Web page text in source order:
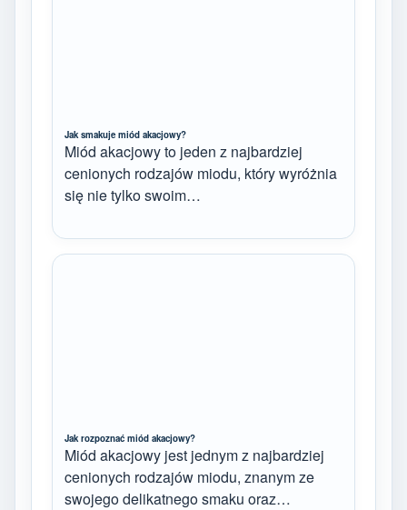
Jak smakuje miód akacjowy?
Miód akacjowy to jeden z najbardziej
cenionych rodzajów miodu, który wyróżnia
się nie tylko swoim…
Jak rozpoznać miód akacjowy?
Miód akacjowy jest jednym z najbardziej
cenionych rodzajów miodu, znanym ze
swojego delikatnego smaku oraz…